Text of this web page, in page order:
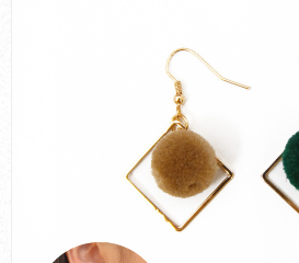
採用情報